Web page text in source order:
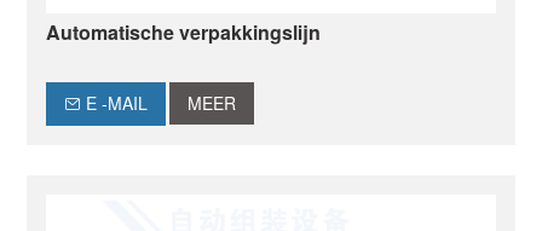
Automatische verpakkingslijn
E -MAIL MEER